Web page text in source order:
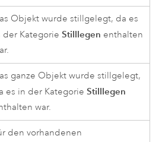
Objekt wurde stillgelegt, da es
der KategorieStilllegen enthalten
ganze Objekt wurde stillgelegt,
es in der KategorieStilllegen
war.
den vorhandenen